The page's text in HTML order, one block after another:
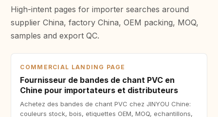
High-intent pages for importer searches around
supplier China, factory China, OEM packing, MOQ,
samples and export QC.
COMMERCIAL LANDING PAGE
Fournisseur de bandes de chant PVC en
Chine pour importateurs et distributeurs
Achetez des bandes de chant PVC chez JINYOU Chine:
couleurs stock, bois, etiquettes OEM, MOQ, echantillons,